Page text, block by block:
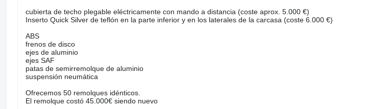
cubierta de techo plegable eléctricamente con mando a distancia (coste aprox. 5.000 €)
Inserto Quick Silver de teflón en la parte inferior y en los laterales de la carcasa (coste 6.000 €)
ABS
frenos de disco
ejes de aluminio
ejes SAF
patas de semirremolque de aluminio
suspensión neumática
Ofrecemos 50 remolques idénticos.
El remolque costó 45.000€ siendo nuevo